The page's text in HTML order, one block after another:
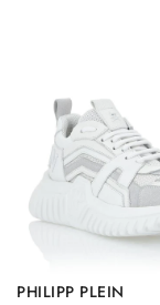
PHILIPP PLEIN